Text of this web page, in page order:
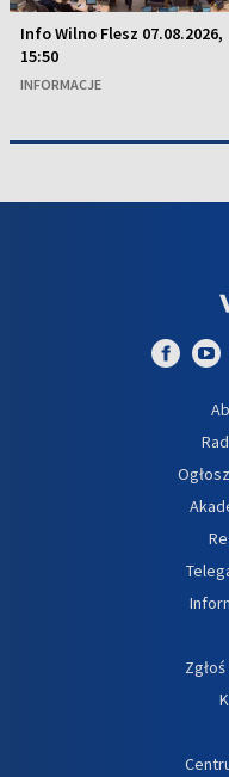
Info Wilno Flesz 07.08.2026,
15:50
INFORMACJE